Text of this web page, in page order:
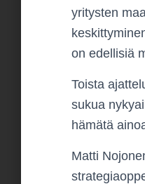
yritysten
on edellisiä
Toista
sukua
hämätä
Matti